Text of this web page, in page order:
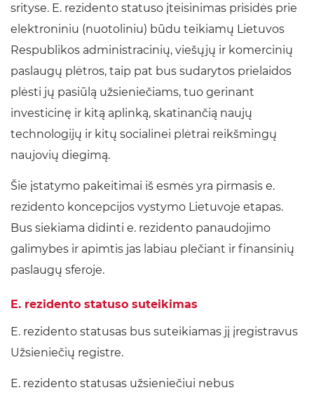
srityse. E. rezidento statuso įteisinimas prisidės prie
elektroniniu (nuotoliniu) būdu teikiamų Lietuvos
Respublikos administracinių, viešųjų ir komercinių
paslaugų plėtros, taip pat bus sudarytos prielaidos
plėsti jų pasiūlą užsieniečiams, tuo gerinant
investicinę ir kitą aplinką, skatinančią naujų
technologijų ir kitų socialinei plėtrai reikšmingų
naujovių diegimą.
Šie įstatymo pakeitimai iš esmės yra pirmasis e.
rezidento koncepcijos vystymo Lietuvoje etapas.
Bus siekiama didinti e. rezidento panaudojimo
galimybes ir apimtis jas labiau plečiant ir finansinių
paslaugų sferoje.
E. rezidento statuso suteikimas
E. rezidento statusas bus suteikiamas jį įregistravus
Užsieniečių registre.
E. rezidento statusas užsieniečiui nebus